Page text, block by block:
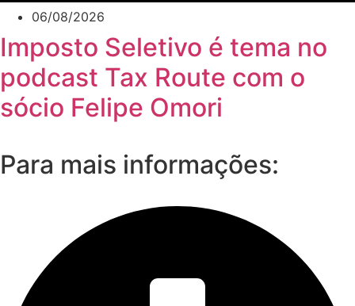
06/08/2026
Imposto Seletivo é tema no
podcast Tax Route com o
sócio Felipe Omori
Para mais informações: